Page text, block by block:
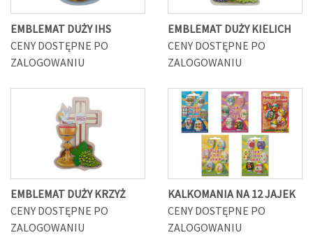
EMBLEMAT DUŻY IHS
CENY DOSTĘPNE PO
ZALOGOWANIU
EMBLEMAT DUŻY KIELICH
CENY DOSTĘPNE PO
ZALOGOWANIU
EMBLEMAT DUŻY KRZYŻ
CENY DOSTĘPNE PO
ZALOGOWANIU
KALKOMANIA NA 12 JAJEK
CENY DOSTĘPNE PO
ZALOGOWANIU